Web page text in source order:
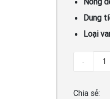
Dung
Loại
-
Chia sẻ: